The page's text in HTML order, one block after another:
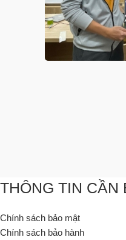
THÔNG TIN CẦN
Chính sách bảo mật
Chính sách bảo hành